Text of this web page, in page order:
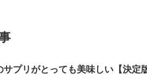
サプリがとっても美味しい【決定版